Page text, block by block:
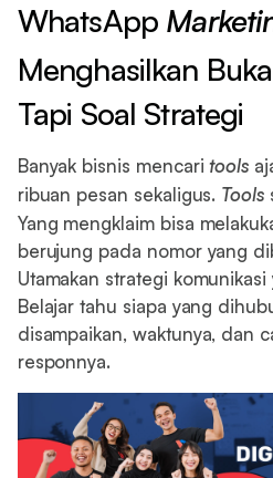
WhatsApp
Menghasilkan
Tapi Soal Strategi
Banyak bisnis mencaritools
ribuan pesan sekaligus. Tools
Yang mengklaim bisa
berujung pada nomor yang
Utamakan strategi
Belajar tahu siapa yang
disampaikan, waktunya, dan
responnya.